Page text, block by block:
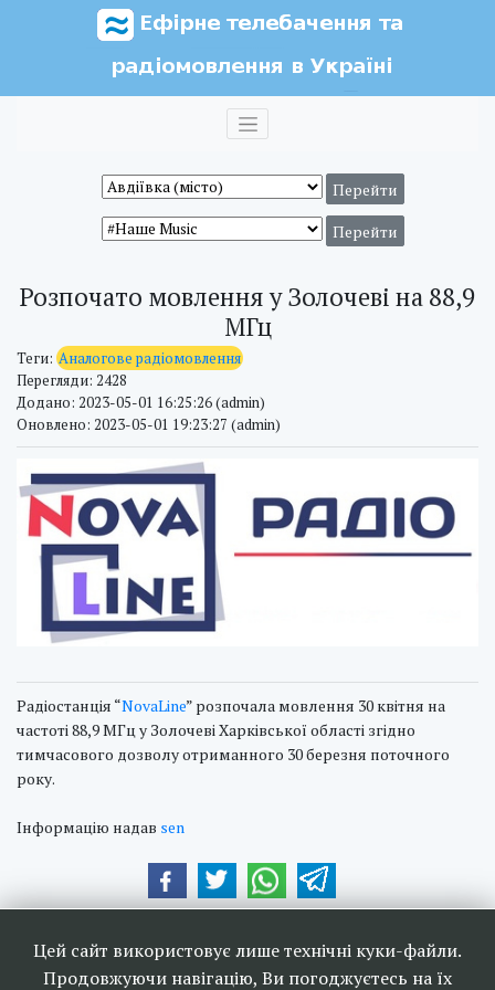
Розпочато мовлення у Золочеві на 88,9
МГц
Теги: Аналогове радіомовлення
Перегляди: 2428
Додано: 2023-05-01 16:25:26 (admin)
Оновлено: 2023-05-01 19:23:27 (admin)
Радіостанція “NovaLine” розпочала мовлення 30 квітня на
частоті 88,9 МГц у Золочеві Харківської області згідно
тимчасового дозволу отриманного 30 березня поточного
року.
Інформацію надав sen
Цей сайт використовує лише технічні куки-файли.
Продовжуючи навігацію, Ви погоджуєтесь на їх